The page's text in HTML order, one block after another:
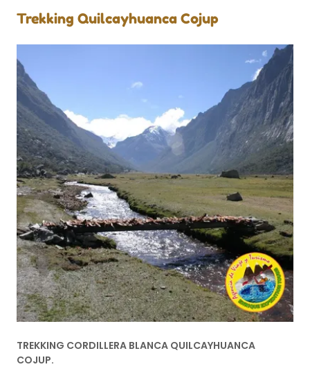
Trekking Quilcayhuanca Cojup
TREKKING CORDILLERA BLANCA QUILCAYHUANCA
COJUP.